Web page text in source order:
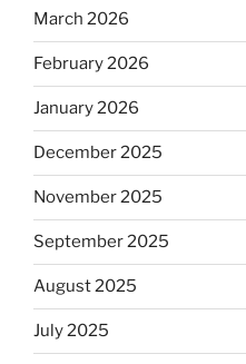
March 2026
February 2026
January 2026
December 2025
November 2025
September 2025
August 2025
July 2025